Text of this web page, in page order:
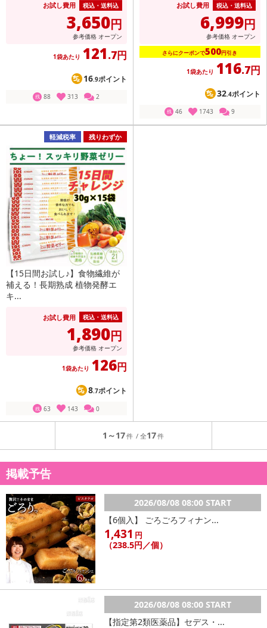
お試し費用 税込・送料込
3,650円
参考価格 オープン
1袋あたり 121.7円
16.9ポイント
残 88 313 2
お試し費用 税込・送料込
6,999円
参考価格 オープン
さらにクーポンで500円引き
1袋あたり 116.7円
32.4ポイント
残 46 1743 9
軽減税率 残りわずか
【15日間お試し♪】食物繊維が
補える！長期熟成 植物発酵エ
キ...
お試し費用 税込・送料込
1,890円
参考価格 オープン
1袋あたり 126円
8.7ポイント
残 63 143 0
1～17 17
掲載予告
2026/08/08 08:00 START
【6個入】 ごろごろフィナン...
1,431 円
（238.5円／個）
2026/08/08 08:00 START
【指定第2類医薬品】セデス・...